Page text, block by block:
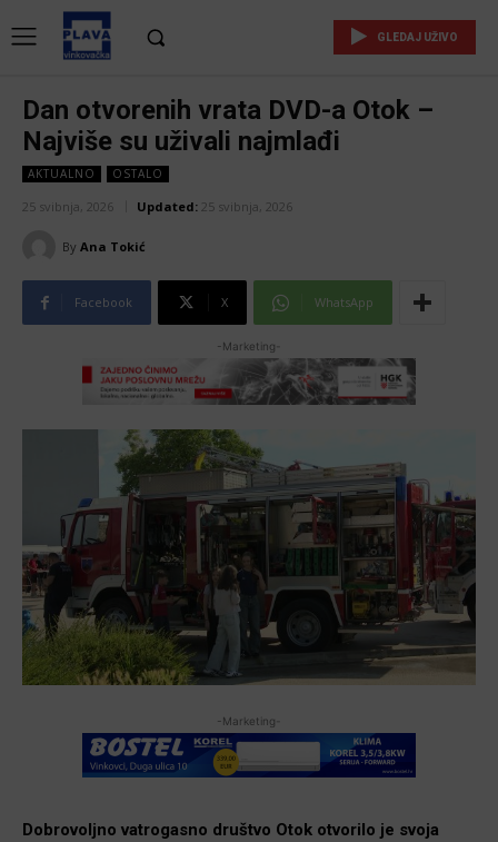
GLEDAJ UŽIVO
Dan otvorenih vrata DVD-a Otok –
Najviše su uživali najmlađi
AKTUALNO OSTALO
25 svibnja, 2026 Updated: 25 svibnja, 2026
By Ana Tokić
Facebook X WhatsApp
-Marketing-
-Marketing-
Dobrovoljno vatrogasno društvo Otok otvorilo je svoja